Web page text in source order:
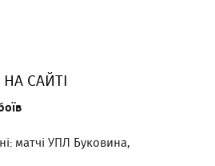
САЙТІ
матчі УПЛ Буковина,